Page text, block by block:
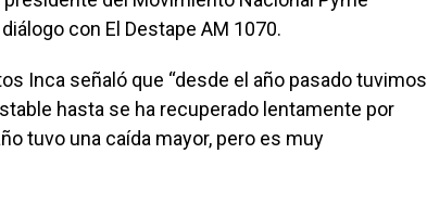
con El Destape AM 1070.
Inca señaló que “desde el año pasado tuvimos
hasta se ha recuperado lentamente por
tuvo una caída mayor, pero es muy